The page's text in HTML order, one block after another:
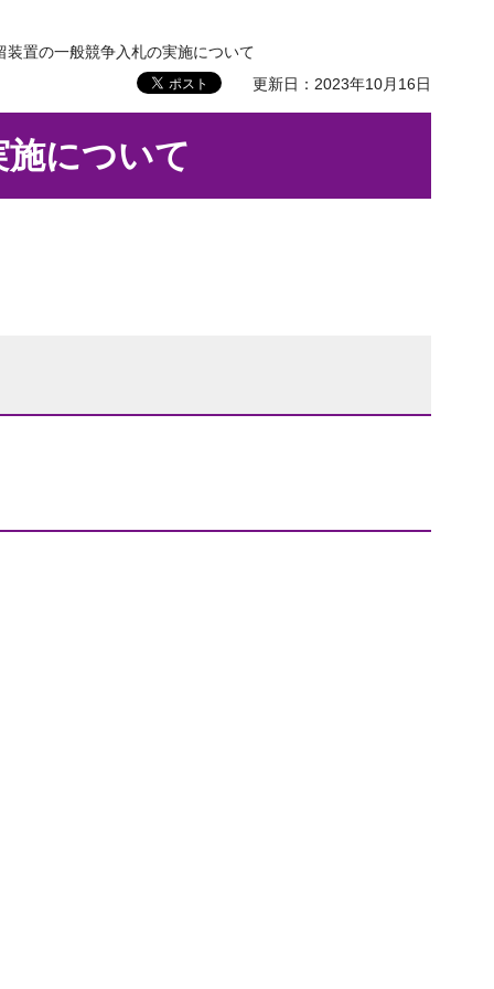
装置の一般競争入札の実施について
更新日：2023年10月16日
について